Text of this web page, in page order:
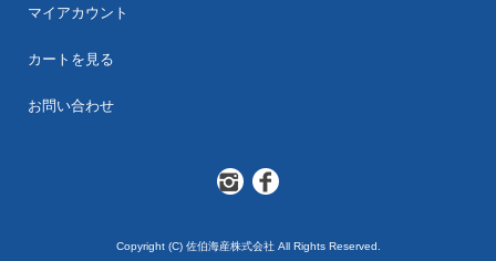
マイアカウント
カートを見る
お問い合わせ
Copyright (C) 佐伯海産株式会社 All Rights Reserved.